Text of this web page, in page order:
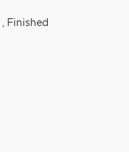
, Finished